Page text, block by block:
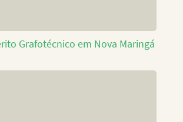
Grafotécnico em Nova Maringá